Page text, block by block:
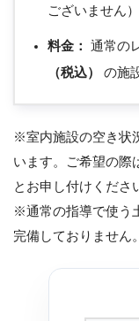
ございません）
料金： 通常の
（税込）
の施
※室内施設の空き状
います。ご希望の際
とお申し付けくださ
※通常の指導で使う
完備しておりません。